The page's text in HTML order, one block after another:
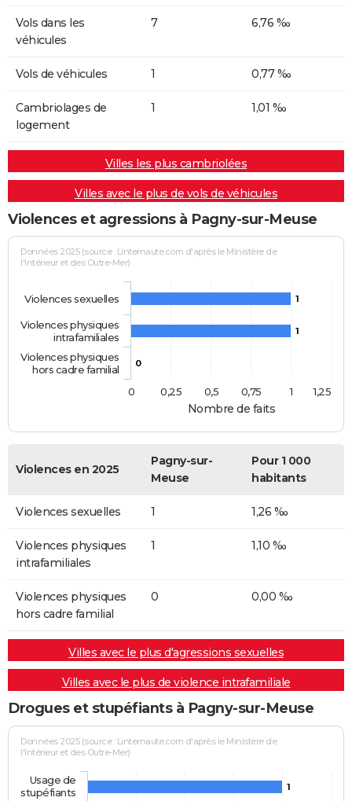
Vols dans les
véhicules
7 6,76 ‰
Vols de véhicules 1 0,77 ‰
Cambriolages de
logement
1 1,01 ‰
Villes les plus cambriolées
Villes avec le plus de vols de véhicules
Violences et agressions à Pagny-sur-Meuse
Nombre de faits
Données 2025 (source : Linternaute.com d'après le Ministère de
l'Intérieur et des Outre-Mer)
1
1
0
Violences sexuelles
Violences physiques
intrafamiliales
Violences physiques
hors cadre familial
0
1
0,25 0,5 0,75 1,25
Violences en 2025
Pagny-sur-
Meuse
Pour 1 000
habitants
Violences sexuelles 1 1,26 ‰
Violences physiques
intrafamiliales
1 1,10 ‰
Violences physiques
hors cadre familial
0 0,00 ‰
Villes avec le plus d'agressions sexuelles
Villes avec le plus de violence intrafamiliale
Drogues et stupéfiants à Pagny-sur-Meuse
Données 2025 (source : Linternaute.com d'après le Ministère de
l'Intérieur et des Outre-Mer)
1
Usage de
stupéfiants